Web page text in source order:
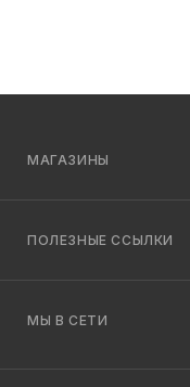
МАГАЗИНЫ
ПОЛЕЗНЫЕ ССЫЛКИ
МЫ В СЕТИ